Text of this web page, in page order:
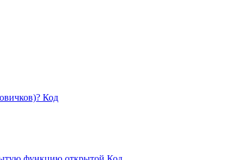
Код